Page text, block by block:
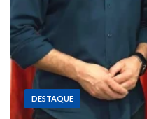
DESTAQUE